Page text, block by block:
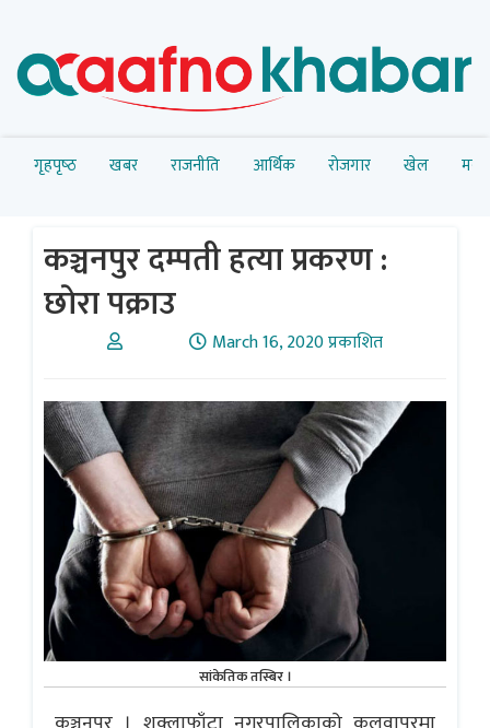
गृहपृष्‍ठ खबर राजनीति आर्थिक रोजगार खेल
कञ्चनपुर दम्पती हत्या प्रकरण :
छाेरा पक्राउ
March 16, 2020 प्रकाशित
सांकेतिक तस्बिर ।